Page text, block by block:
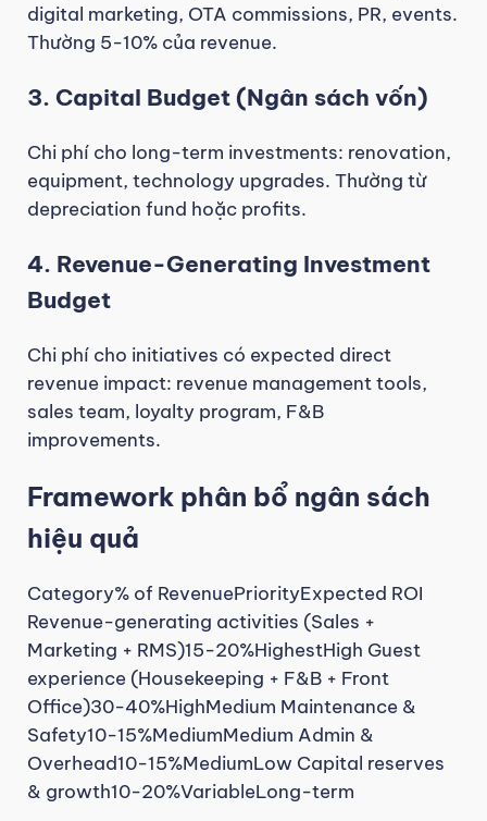
digital marketing, OTA commissions, PR, events.
Thường 5-10% của revenue.
3. Capital Budget (Ngân sách vốn)
Chi phí cho long-term investments: renovation,
equipment, technology upgrades. Thường từ
depreciation fund hoặc profits.
4. Revenue-Generating Investment
Budget
Chi phí cho initiatives có expected direct
revenue impact: revenue management tools,
sales team, loyalty program, F&B
improvements.
Framework phân bổ ngân sách
hiệu quả
Category% of RevenuePriorityExpected ROI
Revenue-generating activities (Sales +
Marketing + RMS)15-20%HighestHigh Guest
experience (Housekeeping + F&B + Front
Office)30-40%HighMedium Maintenance &
Safety10-15%MediumMedium Admin &
Overhead10-15%MediumLow Capital reserves
& growth10-20%VariableLong-term